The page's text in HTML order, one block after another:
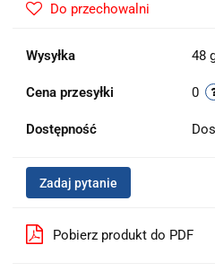
Do przechowalni
Wysyłka 48
Cena przesyłki 0
Dostępność
Zadaj pytanie
Pobierz produkt do PDF